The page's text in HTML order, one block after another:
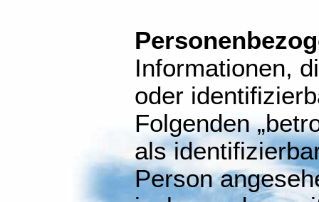
Informationen,
oder
Folgenden
als
Person